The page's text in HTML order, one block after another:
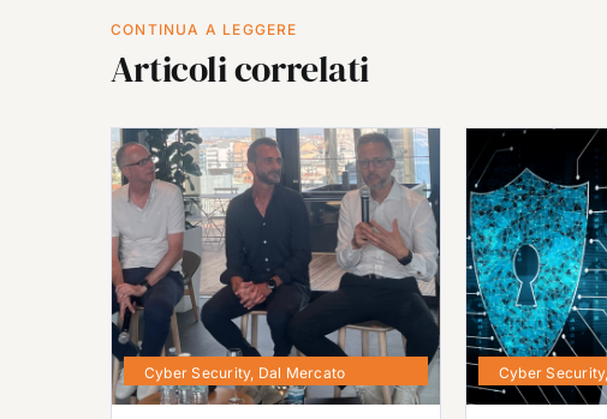
CONTINUA A LEGGERE
Articoli correlati
Cyber Security, Dal Mercato Cyber Security,